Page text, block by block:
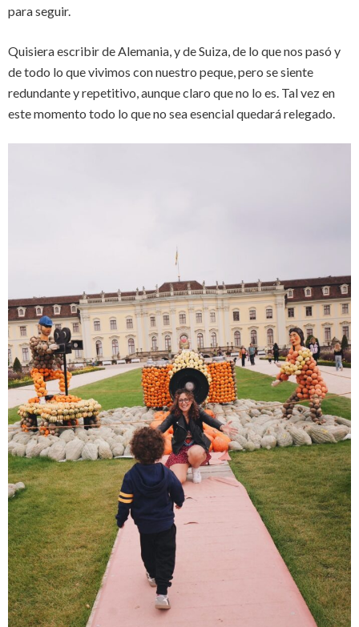
para seguir.
Quisiera escribir de Alemania, y de Suiza, de lo que nos pasó y
de todo lo que vivimos con nuestro peque, pero se siente
redundante y repetitivo, aunque claro que no lo es. Tal vez en
este momento todo lo que no sea esencial quedará relegado.